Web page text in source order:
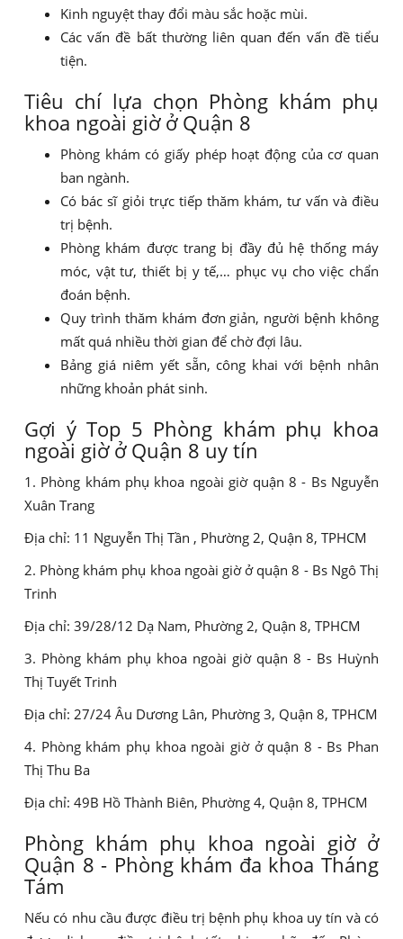
Kinh nguyệt thay đổi màu sắc hoặc mùi.
Các vấn đề bất thường liên quan đến vấn đề tiểu
tiện.
Tiêu chí lựa chọn Phòng khám phụ
khoa ngoài giờ ở Quận 8
Phòng khám có giấy phép hoạt động của cơ quan
ban ngành.
Có bác sĩ giỏi trực tiếp thăm khám, tư vấn và điều
trị bệnh.
Phòng khám được trang bị đầy đủ hệ thống máy
móc, vật tư, thiết bị y tế,… phục vụ cho việc chẩn
đoán bệnh.
Quy trình thăm khám đơn giản, người bệnh không
mất quá nhiều thời gian để chờ đợi lâu.
Bảng giá niêm yết sẵn, công khai với bệnh nhân
những khoản phát sinh.
Gợi ý Top 5 Phòng khám phụ khoa
ngoài giờ ở Quận 8 uy tín
1. Phòng khám phụ khoa ngoài giờ quận 8 - Bs Nguyễn
Xuân Trang
Địa chỉ: 11 Nguyễn Thị Tần , Phường 2, Quận 8, TPHCM
2. Phòng khám phụ khoa ngoài giờ ở quận 8 - Bs Ngô Thị
Trinh
Địa chỉ: 39/28/12 Dạ Nam, Phường 2, Quận 8, TPHCM
3. Phòng khám phụ khoa ngoài giờ quận 8 - Bs Huỳnh
Thị Tuyết Trinh
Địa chỉ: 27/24 Âu Dương Lân, Phường 3, Quận 8, TPHCM
4. Phòng khám phụ khoa ngoài giờ ở quận 8 - Bs Phan
Thị Thu Ba
Địa chỉ: 49B Hồ Thành Biên, Phường 4, Quận 8, TPHCM
Phòng khám phụ khoa ngoài giờ ở
Quận 8 - Phòng khám đa khoa Tháng
Tám
Nếu có nhu cầu được điều trị bệnh phụ khoa uy tín và có